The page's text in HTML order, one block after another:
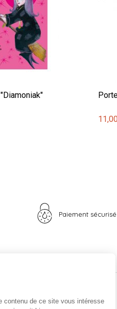
Paiement sécurisé
Informations
contenu de ce site vous intéresse